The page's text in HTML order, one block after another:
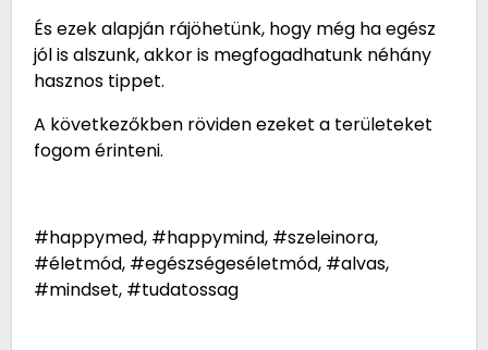
És ezek alapján rájöhetünk, hogy még ha egész
jól is alszunk, akkor is megfogadhatunk néhány
hasznos tippet.
A következőkben röviden ezeket a területeket
fogom érinteni.
#happymed, #happymind, #szeleinora,
#életmód, #egészségeséletmód, #alvas,
#mindset, #tudatossag